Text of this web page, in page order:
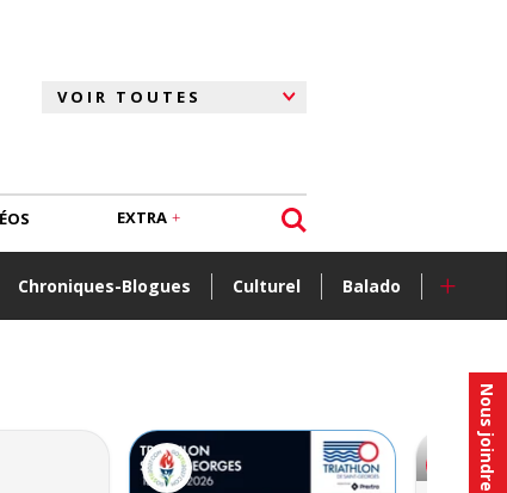
Nous joindre
Chroniques-Blogues Culturel Balado +
EXTRA